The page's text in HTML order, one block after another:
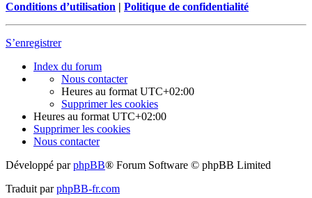
Conditions d’utilisation | Politique de confidentialité
S’enregistrer
Index du forum
Nous contacter
Heures au format UTC+02:00
Supprimer les cookies
Heures au format UTC+02:00
Supprimer les cookies
Nous contacter
Développé parphpBB® Forum Software © phpBB Limited
Traduit parphpBB-fr.com